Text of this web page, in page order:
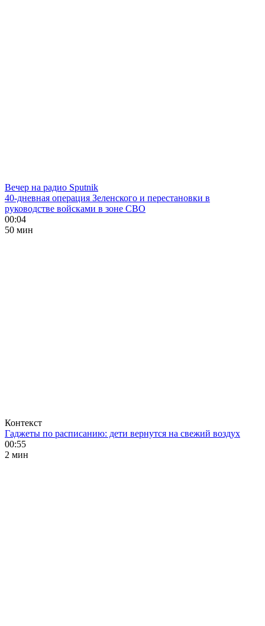
Вечер на радио Sputnik
40-дневная операция Зеленского и перестановки в
руководстве войсками в зоне СВО
00:04
50 мин
Контекст
Гаджеты по расписанию: дети вернутся на свежий воздух
00:55
2 мин